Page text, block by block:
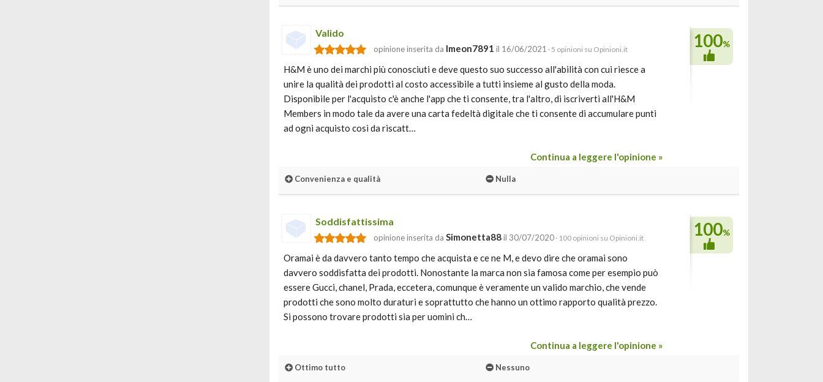
Valido
opinione inserita da Imeon7891 il 16/06/2021 · 5 opinioni su Opinioni.it
H&M è uno dei marchi più conosciuti e deve questo suo successo all'abilità con cui riesce a
unire la qualità dei prodotti al costo accessibile a tutti insieme al gusto della moda.
Disponibile per l'acquisto c'è anche l'app che ti consente, tra l'altro, di iscriverti all'H&M
Members in modo tale da avere una carta fedeltà digitale che ti consente di accumulare punti
ad ogni acquisto così da riscatt…
Continua a leggere l'opinione »
100%
Convenienza e qualità Nulla
Soddisfattissima
opinione inserita da Simonetta88il 30/07/2020 · 100 opinioni su Opinioni.it
Oramai è da davvero tanto tempo che acquista e ce ne M, e devo dire che oramai sono
davvero soddisfatta dei prodotti. Nonostante la marca non sia famosa come per esempio può
essere Gucci, chanel, Prada, eccetera, comunque è veramente un valido marchio, che vende
prodotti che sono molto duraturi e soprattutto che hanno un ottimo rapporto qualità prezzo.
Si possono trovare prodotti sia per uomini ch…
Continua a leggere l'opinione »
100%
Ottimo tutto Nessuno